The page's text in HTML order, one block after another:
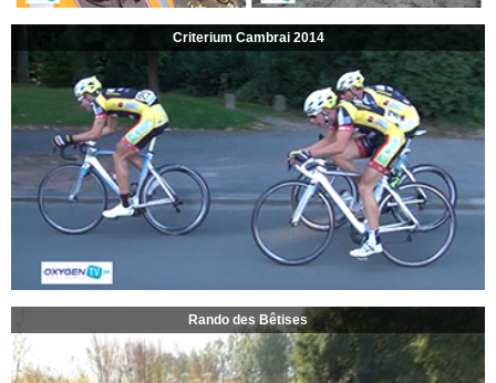
Criterium Cambrai 2014
Rando des Bêtises